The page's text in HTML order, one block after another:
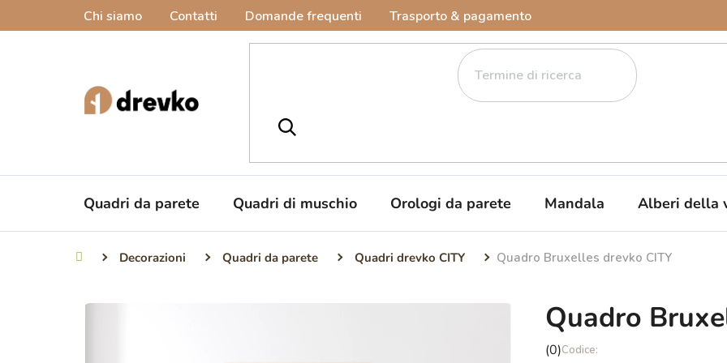
Chi siamo Contatti Domande frequenti Trasporto & pagamento
Quadri da parete Quadri di muschio Orologi da parete Mandala Alberi della
Casa Decorazioni Quadri da parete Quadri drevko CITY Quadro Bruxelles drevko CITY
Quadro
La
(0)